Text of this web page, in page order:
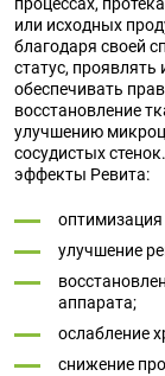
или исходных
благодаря своей
статус,
обеспечивать
восстановление
улучшению
сосудистых
эффекты Ревита:
улучшение
аппарата;
ослабление
снижение